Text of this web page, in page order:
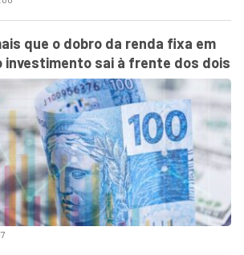
que o dobro da renda fixa em
investimento sai à frente dos dois